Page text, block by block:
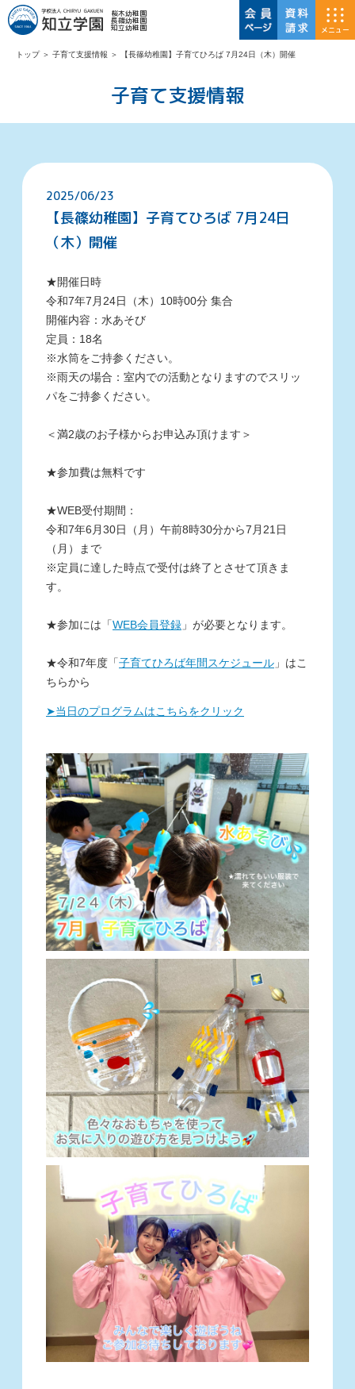
桜木幼稚園
長篠幼稚園
知立幼稚園 メニュー
トップ ＞ 子育て支援情報 ＞ 【長篠幼稚園】子育てひろば 7月24日（木）開催
子育て支援情報
2025/06/23
【長篠幼稚園】子育てひろば 7月24日
（木）開催
★開催日時
令和7年7月24日（木）10時00分 集合
開催内容：水あそび
定員：18名
※水筒をご持参ください。
※雨天の場合：室内での活動となりますのでスリッ
パをご持参ください。
＜満2歳のお子様からお申込み頂けます＞
★参加費は無料です
★WEB受付期間：
令和7年6月30日（月）午前8時30分から7月21日
（月）まで
※定員に達した時点で受付は終了とさせて頂きま
す。
★参加には「WEB会員登録 」が必要となります。
★令和7年度「子育てひろば年間スケジュール 」 はこ
ちらから
➤当日のプログラムはこちらをクリック